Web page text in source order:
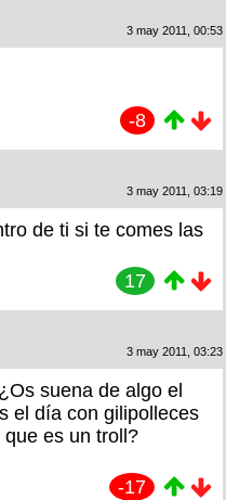
3 may 2011, 00:53
-8
3 may 2011, 03:19
de ti si te comes las
17
3 may 2011, 03:23
suena de algo el
el día con gilipolleces
es un troll?
-17